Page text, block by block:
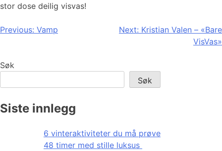
stor dose deilig visvas!
Innleggsnavigasjon
Previous: Vamp Next: Kristian Valen – «Bare
VisVas»
Søk
Søk
Siste innlegg
6 vinteraktiviteter du må prøve
48 timer med stille luksus